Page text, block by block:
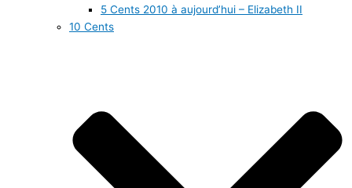
5 Cents 2010 à aujourd’hui – Elizabeth II
10 Cents